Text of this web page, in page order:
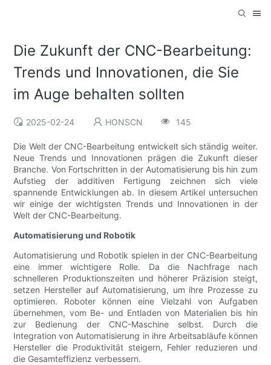
Die Zukunft der CNC-Bearbeitung:
Trends und Innovationen, die Sie
im Auge behalten sollten
2025-02-24 HONSCN 145
Die Welt der CNC-Bearbeitung entwickelt sich ständig weiter.
Neue Trends und Innovationen prägen die Zukunft dieser
Branche. Von Fortschritten in der Automatisierung bis hin zum
Aufstieg der additiven Fertigung zeichnen sich viele
spannende Entwicklungen ab. In diesem Artikel untersuchen
wir einige der wichtigsten Trends und Innovationen in der
Welt der CNC-Bearbeitung.
Automatisierung und Robotik
Automatisierung und Robotik spielen in der CNC-Bearbeitung
eine immer wichtigere Rolle. Da die Nachfrage nach
schnelleren Produktionszeiten und höherer Präzision steigt,
setzen Hersteller auf Automatisierung, um ihre Prozesse zu
optimieren. Roboter können eine Vielzahl von Aufgaben
übernehmen, vom Be- und Entladen von Materialien bis hin
zur Bedienung der CNC-Maschine selbst. Durch die
Integration von Automatisierung in ihre Arbeitsabläufe können
Hersteller die Produktivität steigern, Fehler reduzieren und
die Gesamteffizienz verbessern.